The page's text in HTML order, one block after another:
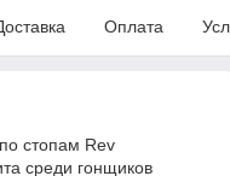
Оплата
стопам Rev
среди гонщиков